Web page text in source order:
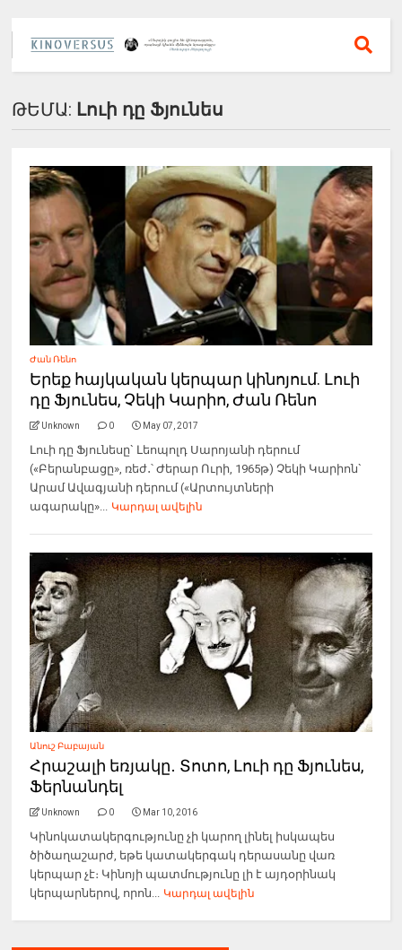
ԹԵՄԱ: Լուի դը Ֆյունես
Ժան Ռենո
Երեք հայկական կերպար կինոյում. Լուի
դը Ֆյունես, Չեկի Կարիո, Ժան Ռենո
Unknown 0 May 07, 2017
Լուի դը Ֆյունեսը` Լեոպոլդ Սարոյանի դերում
(«Բերանբացը», ռեժ․՝ Ժերար Ուրի, 1965թ) Չեկի Կարիոն`
Արամ Ավագյանի դերում («Արտույտների
ագարակը»... Կարդալ ավելին
Անուշ Բաբայան
Հրաշալի եռյակը․ Տոտո, Լուի դը Ֆյունես,
Ֆերնանդել
Unknown 0 Mar 10, 2016
Կինոկատակերգությունը չի կարող լինել իսկապես
ծիծաղաշարժ, եթե կատակերգակ դերասանը վառ
կերպար չէ։ Կինոյի պատմությունը լի է այդօրինակ
կերպարներով, որոն... Կարդալ ավելին